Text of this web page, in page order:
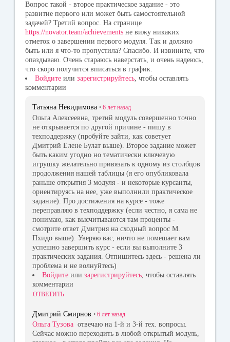
Вопрос такой - второе практическое задание - это
развитие первого или может быть самостоятельной
задачей? Третий вопрос. На странице
https://novator.team/achievements не вижу никаких
отметок о завершении первого модуля. Так и должно
быть или я что-то пропустила? Спасибо. И извините, что
опаздываю. Очень стараюсь наверстать, и очень надеюсь,
что скоро получится вписаться в график.
Войдите или зарегистрируйтесь, чтобы оставлять
комментарии
Татьяна Невидимова • 6 лет назад
Ольга Алексеевна, третий модуль совершенно точно
не открывается по другой причине - пишу в
техподдержку (пробуйте зайти, как советует
Дмитрий Елене Булат выше). Второе задание может
быть каким угодно но тематически ключевую
игрушку желательно привязать к одному из столбцов
продолжения нашей таблицы (я его опубликовала
раньше открытия 3 модуля - и некоторые курсанты,
ориентируясь на нее, уже выполнили практическое
задание). Про достижения на курсе - тоже
переправляю в техподдержку (если честно, я сама не
понимаю, как высчитываются там проценты -
смотрите ответ Дмитрия на сходный вопрос М.
Пхидо выше). Уверяю вас, ничто не помешает вам
успешно завершить курс - если вы выполните 3
практических задания. Отпишитесь здесь - решена ли
проблема и не волнуйтесь)
Войдите или зарегистрируйтесь , чтобы оставлять
комментарии
ОТВЕТИТЬ
Дмитрий Смирнов • 6 лет назад
Ольга Тузова отвечаю на 1-й и 3-й тех. вопросы.
Сейчас можно переходить в любой открытый модуль,